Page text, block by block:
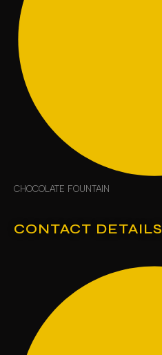
CHOCOLATE FOUNTAIN
CONTACT DETAILS